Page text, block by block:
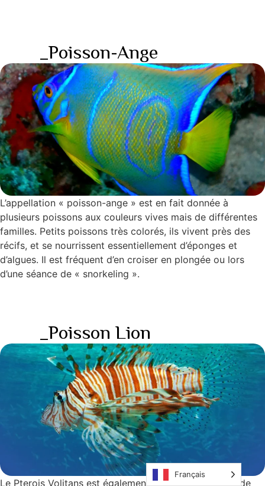
_Poisson-Ange
L’appellation « poisson-ange » est en fait donnée à
plusieurs poissons aux couleurs vives mais de différentes
familles. Petits poissons très colorés, ils vivent près des
récifs, et se nourrissent essentiellement d’éponges et
d’algues. Il est fréquent d’en croiser en plongée ou lors
d’une séance de « snorkeling ».
_Poisson Lion
Le Pterois Volitans est également connu sous le nom de
Français